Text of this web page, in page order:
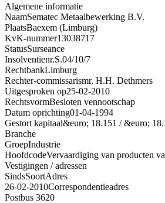
Algemene informatie
NaamSematec Metaalbewerking B.V.
PlaatsBaexem (Limburg)
KvK-nummer13038717
StatusSurseance
Insolventienr.S.04/10/7
RechtbankLimburg
Rechter-commissarismr. H.H. Dethmers
Uitgesproken op25-02-2010
RechtsvormBesloten vennootschap
Datum oprichting01-04-1994
Gestort kapitaal&euro; 18.151 / &euro;
Branche
GroepIndustrie
HoofdcodeVervaardiging van producten
Vestigingen / adressen
SindsSoortAdres
26-02-2010Correspondentieadres
Postbus 3620